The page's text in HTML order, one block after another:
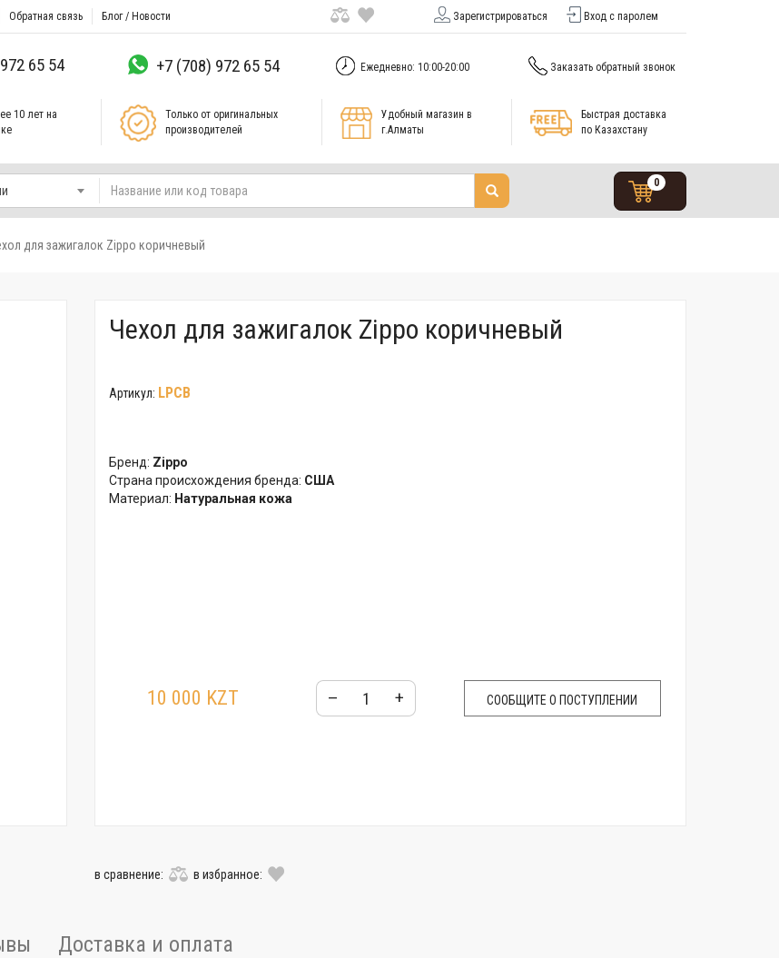
Обратная связь Блог / Новости Зарегистрироваться Вход с паролем
65 54 +7 (708) 972 65 54 Ежедневно: 10:00-20:00 Заказать обратный звонок
10 лет на
Только от оригинальных
производителей
Удобный магазин в
г.Алматы
Быстрая доставка
по Казахстану
0
для зажигалок Zippo коричневый
Чехол для зажигалок Zippo коричневый
Артикул: LPCB
Бренд: Zippo
Страна происхождения бренда: США
Материал: Натуральная кожа
10 000 KZT – + СООБЩИТЕ О ПОСТУПЛЕНИИ
в сравнение: в избранное:
Доставка и оплата